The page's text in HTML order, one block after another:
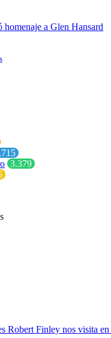
a Glen Hansard
3.379
Robert Finley nos visita